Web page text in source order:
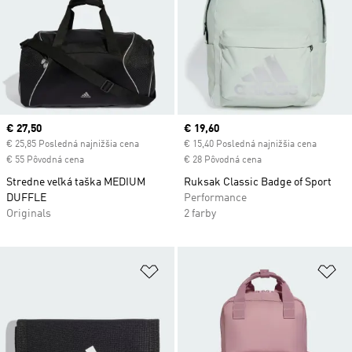
Current price
€ 27,50
€ 25,85 Posledná najnižšia cena
€ 55 Pôvodná cena
Stredne veľká taška MEDIUM
DUFFLE
Originals
Current price
€ 19,60
€ 15,40 Posledná najnižšia cena
€ 28 Pôvodná cena
Ruksak Classic Badge of Sport
Performance
2 farby
Pridať do zoznamu želaných